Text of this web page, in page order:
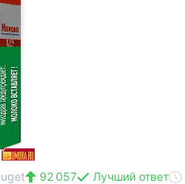
92 057 Лучший ответ